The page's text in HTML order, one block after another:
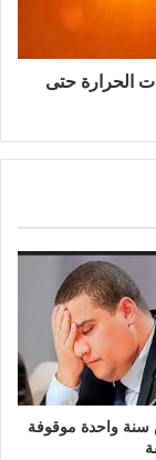
الحرارة حتى
واحدة موقوفة